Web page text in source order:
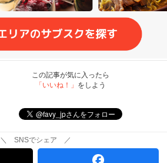
この記事が気に入ったら
「いいね！」 をしよう
＼ SNSでシェア ／